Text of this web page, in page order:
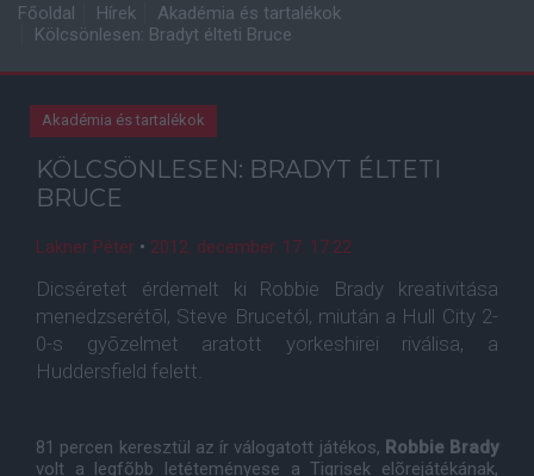
Főoldal Hírek
Akadémia és tartalékok
Kölcsönlesen: Bradyt élteti Bruce
Akadémia és tartalékok
KÖLCSÖNLESEN: BRADYT ÉLTETI
BRUCE
Lakner Péter • 2012. december. 17. 17:22
Dicséretet érdemelt ki Robbie Brady kreativitása
menedzserétõl, Steve Brucetól, miután a Hull City 2-
0-s gyõzelmet aratott yorkeshirei riválisa, a
Huddersfield felett.
81 percen keresztül az ír válogatott játékos, Robbie Brady
volt a legfõbb letéteményese a Tigrisek elõrejátékának,